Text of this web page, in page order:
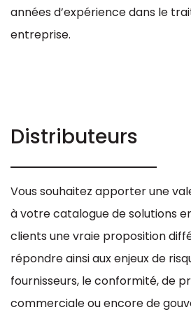
années d’expérience dans le
entreprise.
Distributeurs
Vous souhaitez apporter une
à votre catalogue de solutions
clients une vraie proposition
répondre ainsi aux enjeux de
fournisseurs, le conformité, de
commerciale ou encore de